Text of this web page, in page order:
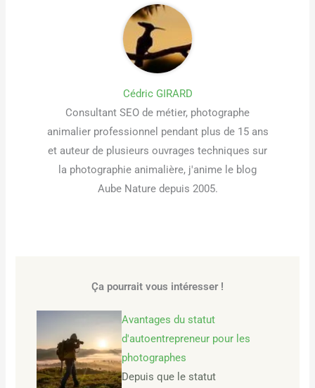
Cédric GIRARD
Consultant SEO de métier, photographe
animalier professionnel pendant plus de 15 ans
et auteur de plusieurs ouvrages techniques sur
la photographie animalière, j'anime le blog
Aube Nature depuis 2005.
Ça pourrait vous intéresser !
Avantages du statut
d'autoentrepreneur pour les
photographes
Depuis que le statut